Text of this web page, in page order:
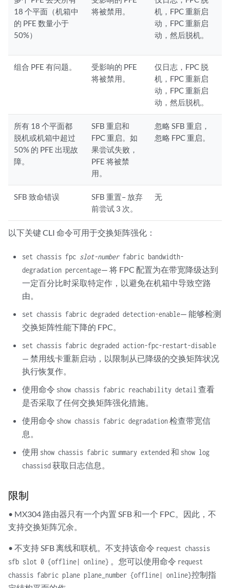
18 个平面（机箱中
的 PFE 数量小于
50%）
将被禁用。
机，FPC 重新启
动，FPC 重新启
动，然后脱机。
组合 PFE 有问题。
受影响的 PFE
将被禁用。
仅日志，FPC 脱
机，FPC 重新启
动，FPC 重新启
动，然后脱机。
所有 18 个平面都
脱机或机箱中超过
50% 的 PFE 出现故
障。
SFB 重启和
FPC 重启。如
果尝试失败，
PFE 将被禁
用。
忽略 SFB 重启，
忽略 FPC 重启。
SFB 致命错误
SFB 重置– 放弃
前尝试 3 次。
无
以下关键 CLI 命令可用于交换矩阵强化：
set chassis fpc slot-numberfabric bandwidth-
degradation percentage— 将 FPC 配置为在带宽降级达到
一定百分比时采取特定作，以避免在机箱中导致空路
由。
set chassis fabric degraded detection-enable— 能够检测
交换矩阵性能下降的 FPC。
set chassis fabric degraded action-fpc-restart-disable
— 禁用线卡重新启动，以限制从已降级的交换矩阵状况
执行恢复作。
使用命令 show chassis fabric reachability detail 查看
是否采取了任何交换矩阵强化措施。
使用命令 show chassis fabric degradation检查带宽信
息。
使用 show chassis fabric summary extended和 show log
chassisd获取日志信息。
限制
• MX304 路由器只有一个内置 SFB 和一个 FPC。因此，不
支持交换矩阵冗余。
• 不支持 SFB 离线和联机。不支持该命令 request chassis
sfb slot 0 {offline| online}
。您可以使用命令 request
chassis fabric plane plane_number {offline| online}控制指